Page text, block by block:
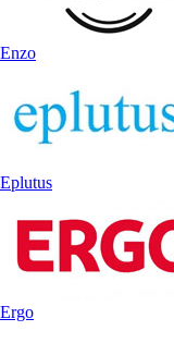
Enzo
Eplutus
Ergo